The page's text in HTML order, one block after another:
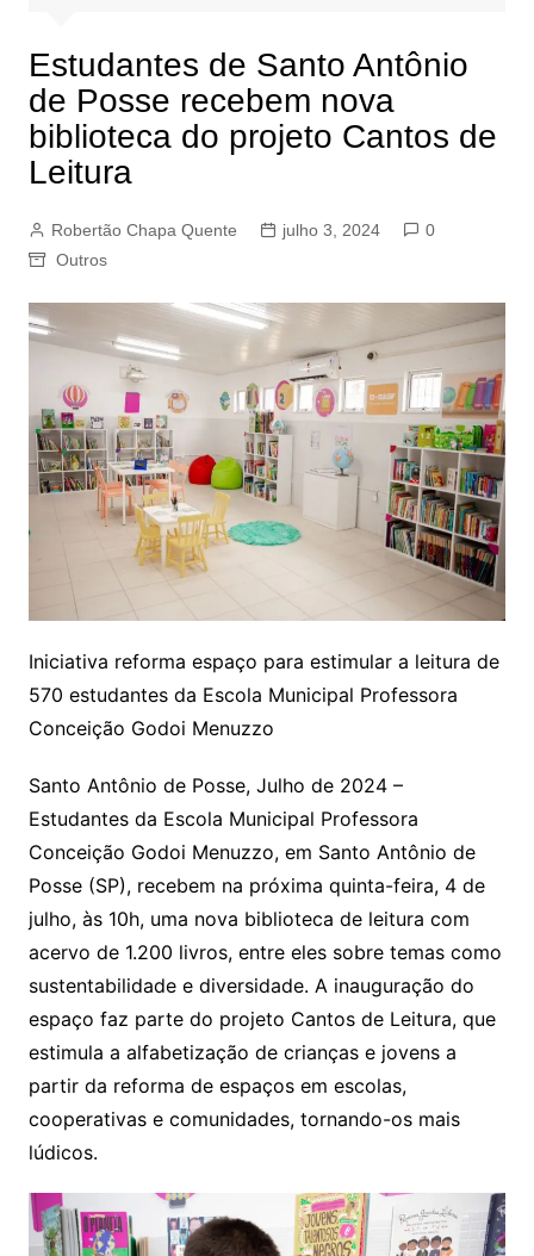
Estudantes de Santo Antônio
de Posse recebem nova
biblioteca do projeto Cantos de
Leitura
Robertão Chapa Quente julho 3, 2024
0
Outros
Iniciativa reforma espaço para estimular a leitura de
570 estudantes da Escola Municipal Professora
Conceição Godoi Menuzzo
Santo Antônio de Posse, Julho de 2024 –
Estudantes da Escola Municipal Professora
Conceição Godoi Menuzzo, em Santo Antônio de
Posse (SP), recebem na próxima quinta-feira, 4 de
julho, às 10h, uma nova biblioteca de leitura com
acervo de 1.200 livros, entre eles sobre temas como
sustentabilidade e diversidade. A inauguração do
espaço faz parte do projeto Cantos de Leitura, que
estimula a alfabetização de crianças e jovens a
partir da reforma de espaços em escolas,
cooperativas e comunidades, tornando-os mais
lúdicos.